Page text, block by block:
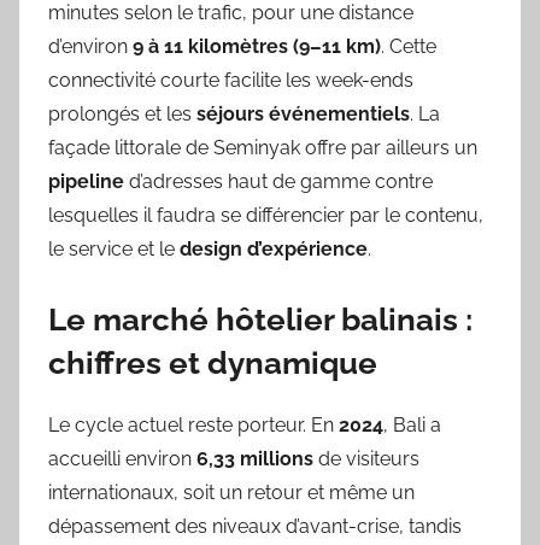
minutes selon le trafic, pour une distance
d’environ 9 à 11 kilomètres (9–11 km). Cette
connectivité courte facilite les week-ends
prolongés et les séjours événementiels. La
façade littorale de Seminyak offre par ailleurs un
pipeline d’adresses haut de gamme contre
lesquelles il faudra se différencier par le contenu,
le service et le design d’expérience.
Le marché hôtelier balinais :
chiffres et dynamique
Le cycle actuel reste porteur. En 2024, Bali a
accueilli environ 6,33 millions de visiteurs
internationaux, soit un retour et même un
dépassement des niveaux d’avant-crise, tandis